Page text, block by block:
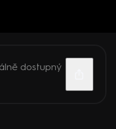
dostupný